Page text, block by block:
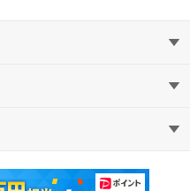
中古マンション
教えて！住まいの先生